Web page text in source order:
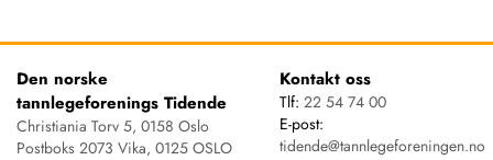
Den norske
tannlegeforenings Tidende
Christiania Torv 5, 0158 Oslo
Postboks 2073 Vika, 0125 OSLO
Kontakt oss
Tlf: 22 54 74 00
E-post:
tidende@tannlegeforeningen.no